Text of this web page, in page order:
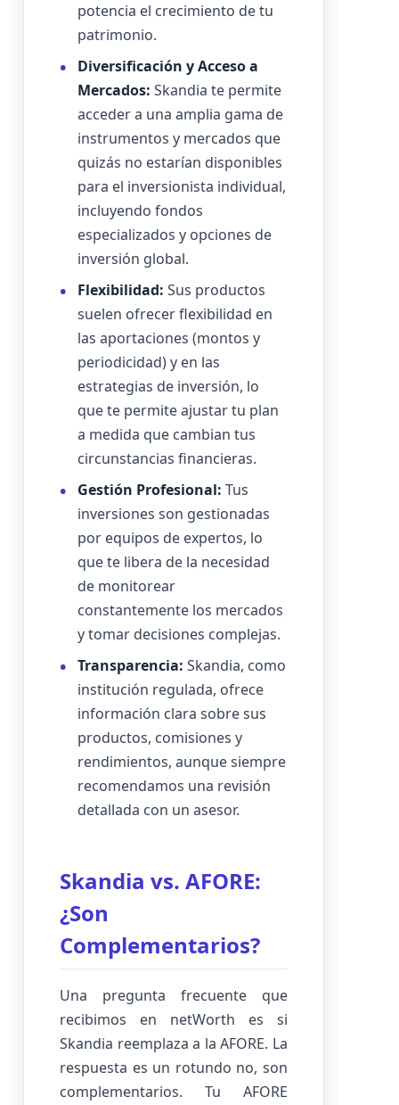
potencia el crecimiento de tu
patrimonio.
Diversificación y Acceso a
Mercados: Skandia te permite
acceder a una amplia gama de
instrumentos y mercados que
quizás no estarían disponibles
para el inversionista individual,
incluyendo fondos
especializados y opciones de
inversión global.
Flexibilidad: Sus productos
suelen ofrecer flexibilidad en
las aportaciones (montos y
periodicidad) y en las
estrategias de inversión, lo
que te permite ajustar tu plan
a medida que cambian tus
circunstancias financieras.
Gestión Profesional: Tus
inversiones son gestionadas
por equipos de expertos, lo
que te libera de la necesidad
de monitorear
constantemente los mercados
y tomar decisiones complejas.
Transparencia: Skandia, como
institución regulada, ofrece
información clara sobre sus
productos, comisiones y
rendimientos, aunque siempre
recomendamos una revisión
detallada con un asesor.
Skandia vs. AFORE:
¿Son
Complementarios?
Una pregunta frecuente que
recibimos en netWorth es si
Skandia reemplaza a la AFORE. La
respuesta es un rotundo no, son
complementarios. Tu AFORE